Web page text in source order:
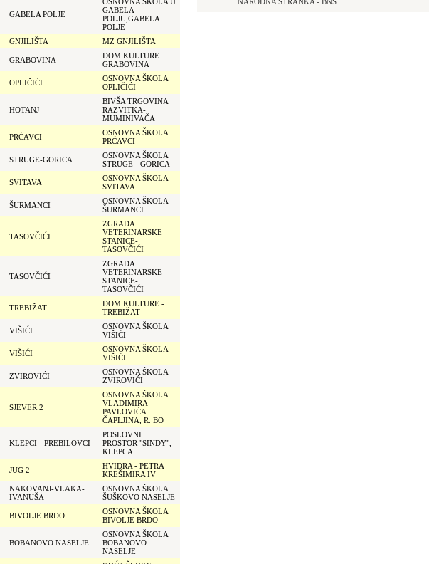
GABELA POLJE
GABELA
POLJU,GABELA
POLJE
GNJILIŠTA MZ GNJILIŠTA
GRABOVINA
DOM KULTURE
GRABOVINA
OPLIČIĆI
OSNOVNA ŠKOLA
OPLIČIĆI
HOTANJ
BIVŠA TRGOVINA
RAZVITKA-
MUMINIVAČA
PRĆAVCI
OSNOVNA ŠKOLA
PRĆAVCI
STRUGE-GORICA
OSNOVNA ŠKOLA
STRUGE - GORICA
SVITAVA
OSNOVNA ŠKOLA
SVITAVA
ŠURMANCI
OSNOVNA ŠKOLA
ŠURMANCI
TASOVČIĆI
ZGRADA
VETERINARSKE
STANICE-
TASOVČIĆI
TASOVČIĆI
ZGRADA
VETERINARSKE
STANICE-
TASOVČIĆI
TREBIŽAT
DOM KULTURE -
TREBIŽAT
VIŠIĆI
OSNOVNA ŠKOLA
VIŠIĆI
VIŠIĆI
OSNOVNA ŠKOLA
VIŠIĆI
ZVIROVIĆI
OSNOVNA ŠKOLA
ZVIROVIĆI
SJEVER 2
OSNOVNA ŠKOLA
VLADIMIRA
PAVLOVIĆA
ČAPLJINA, R. BO
KLEPCI - PREBILOVCI
POSLOVNI
PROSTOR "SINDY",
KLEPCA
JUG 2
HVIDRA - PETRA
KREŠIMIRA IV
NAKOVANJ-VLAKA-
IVANUŠA
OSNOVNA ŠKOLA
ŠUŠKOVO NASELJE
BIVOLJE BRDO
OSNOVNA ŠKOLA
BIVOLJE BRDO
BOBANOVO NASELJE
OSNOVNA ŠKOLA
BOBANOVO
NASELJE